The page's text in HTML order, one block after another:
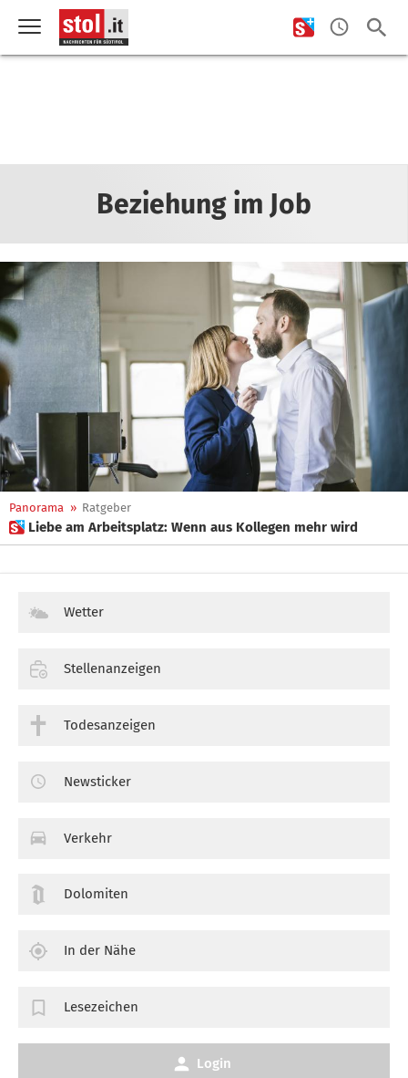
Beziehung im Job
Panorama » Ratgeber
 Liebe am Arbeitsplatz: Wenn aus Kollegen mehr wird
Wetter
Stellenanzeigen
Todesanzeigen
Newsticker
Verkehr
Dolomiten
In der Nähe
Lesezeichen
Login